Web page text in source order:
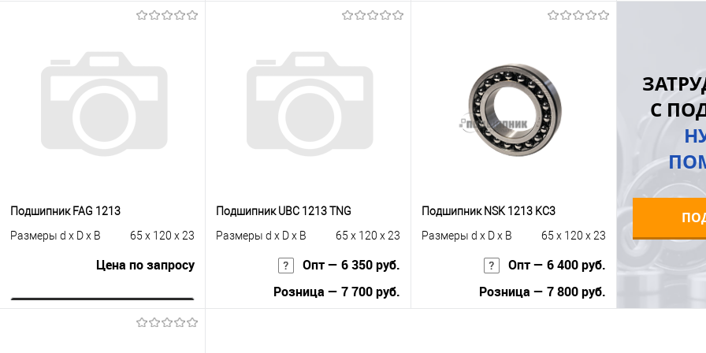
Запросить цену
Купить в 1 клик
В избранное
Запросить цену
Купить в 1 клик
В избранное
Купить в 1 клик
К сравнению
В избранное
Под заказ
В избранное
Подшипник FAG 1213
Размеры d x D x B
65 x 120 x 23
Цена по запросу
Запросить цену
Подшипник UBC 1213 TNG
Размеры d x D x B
65 x 120 x 23
Опт — 6 350 руб.
Розница — 7 700 руб.
Подшипник NSK 1213 KС3
Размеры d x D x B
65 x 120 x 23
Опт — 6 400 руб.
Розница — 7 800 руб.
С